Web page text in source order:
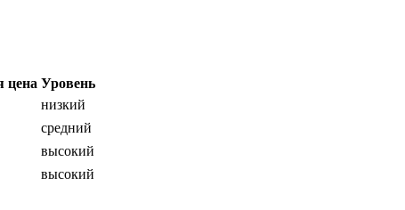
цена Уровень
низкий
средний
высокий
высокий